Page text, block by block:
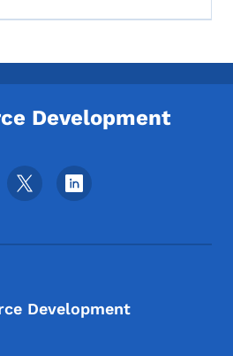
Development
sociaux du pied de
Development